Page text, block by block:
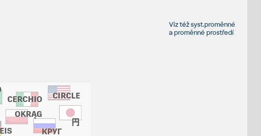
Viz téžsyst.proměnné
aproměnné prostředí